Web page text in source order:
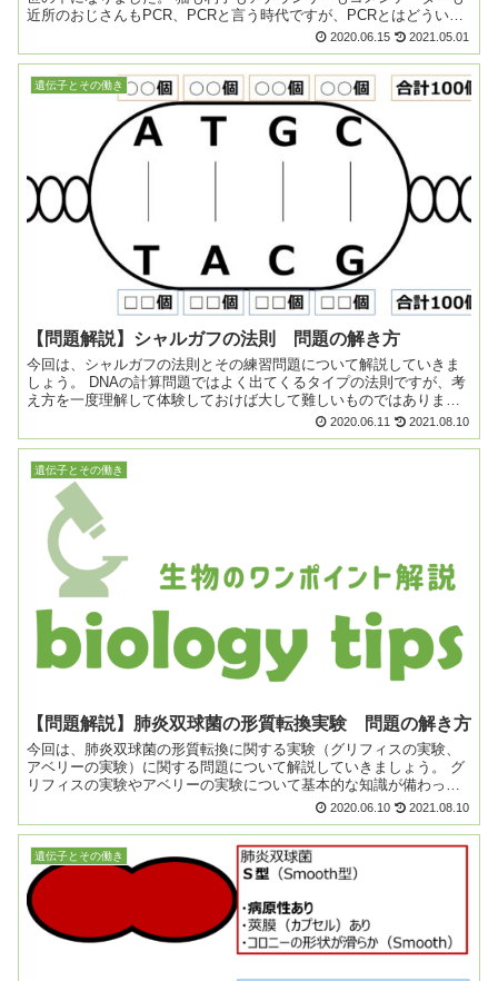
近所のおじさんもPCR、PCRと言う時代ですが、PCRとはどういう
ものなのか、何をやっているのか、意外と説明...2020.06.15 2021.05.01
遺伝子とその働き
【問題解説】シャルガフの法則 問題の解き方
今回は、シャルガフの法則とその練習問題について解説していきま
しょう。 DNAの計算問題ではよく出てくるタイプの法則ですが、考
え方を一度理解して体験しておけば大して難しいものではありませ
ん。是非解き方をマスターしていきましょう。 ...2020.06.11 2021.08.10
遺伝子とその働き
【問題解説】肺炎双球菌の形質転換実験 問題の解き方
今回は、肺炎双球菌の形質転換に関する実験（グリフィスの実験、
アベリーの実験）に関する問題について解説していきましょう。 グ
リフィスの実験やアベリーの実験について基本的な知識が備わって
いることを前提に、実験内容がアレンジされた問題が時...
2020.06.10 2021.08.10
遺伝子とその働き